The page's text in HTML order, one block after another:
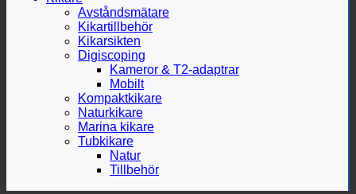
Avståndsmätare
Kikartillbehör
Kikarsikten
Digiscoping
Kameror & T2-adaptrar
Mobilt
Kompaktkikare
Naturkikare
Marina kikare
Tubkikare
Natur
Tillbehör